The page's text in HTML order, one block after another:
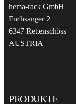
hema-rack GmbH
Fuchsanger 2
6347 Rettenschöss
AUSTRIA
PRODUKTE